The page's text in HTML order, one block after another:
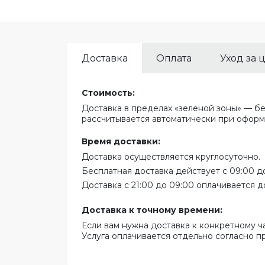
Доставка Оплата Уход за
Стоимость:
Доставка в пределах «зеленой зоны» —
рассчитывается автоматически при
Время доставки:
Доставка осуществляется круглосуточно.
Бесплатная доставка действует с 09:00
Доставка с 21:00 до 09:00 оплачивается
Доставка к точному времени:
Если вам нужна доставка к конкретному
Услуга оплачивается отдельно согласно